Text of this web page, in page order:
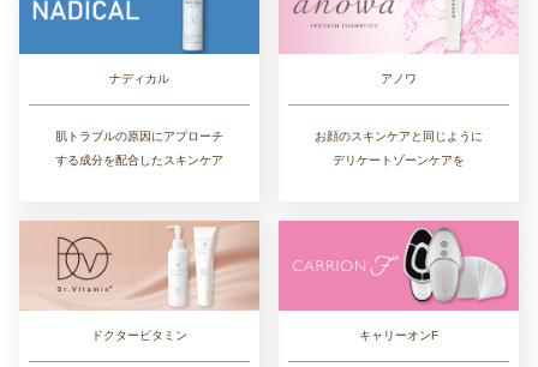
ナディカル
肌トラブルの原因にアプローチ
する成分を配合したスキンケア
アノワ
お顔のスキンケアと同じように
デリケートゾーンケアを
ドクタービタミン キャリーオンF